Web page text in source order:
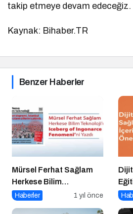
takip etmeye devam edeceğiz.
Kaynak: Bihaber.TR
Benzer Haberler
Mürsel Ferhat Sağlam
Herkese Bilim
Teknoloji’de “Iceberg of
Haberler 1 yıl önce